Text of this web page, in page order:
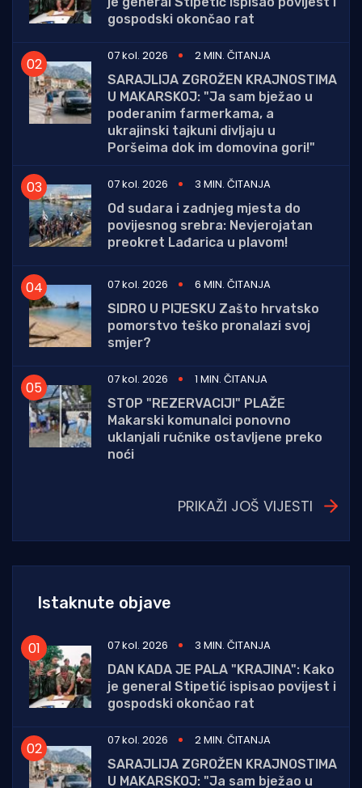
gospodski okončao rat
07 kol. 2026
2 MIN. ČITANJA
SARAJLIJA ZGROŽEN KRAJNOSTIMA
U MAKARSKOJ: "Ja sam bježao u
poderanim farmerkama, a
ukrajinski tajkuni divljaju u
Poršeima dok im domovina gori!"
07 kol. 2026
3 MIN. ČITANJA
Od sudara i zadnjeg mjesta do
povijesnog srebra: Nevjerojatan
preokret Lađarica u plavom!
07 kol. 2026
6 MIN. ČITANJA
SIDRO U PIJESKU Zašto hrvatsko
pomorstvo teško pronalazi svoj
smjer?
07 kol. 2026
1 MIN. ČITANJA
STOP "REZERVACIJI" PLAŽE
Makarski komunalci ponovno
uklanjali ručnike ostavljene preko
noći
PRIKAŽI JOŠ VIJESTI
Istaknute objave
07 kol. 2026
3 MIN. ČITANJA
DAN KADA JE PALA "KRAJINA": Kako
je general Stipetić ispisao povijest i
gospodski okončao rat
07 kol. 2026
2 MIN. ČITANJA
SARAJLIJA ZGROŽEN KRAJNOSTIMA
U MAKARSKOJ: "Ja sam bježao u